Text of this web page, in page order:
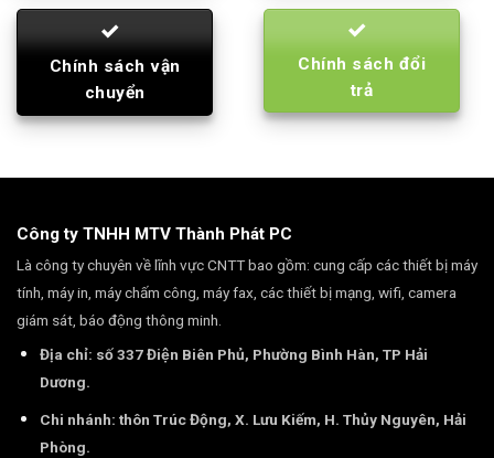
Chính sách vận
chuyển
Chính sách đổi
trả
Công ty TNHH MTV Thành Phát PC
Là công ty chuyên về lĩnh vực CNTT bao gồm: cung cấp các thiết bị máy
tính, máy in, máy chấm công, máy fax, các thiết bị mạng, wifi, camera
giám sát, báo động thông minh.
Địa chỉ: số 337 Điện Biên Phủ, Phường Bình Hàn, TP Hải
Dương.
Chi nhánh: thôn Trúc Động, X. Lưu Kiếm, H. Thủy Nguyên, Hải
Phòng.